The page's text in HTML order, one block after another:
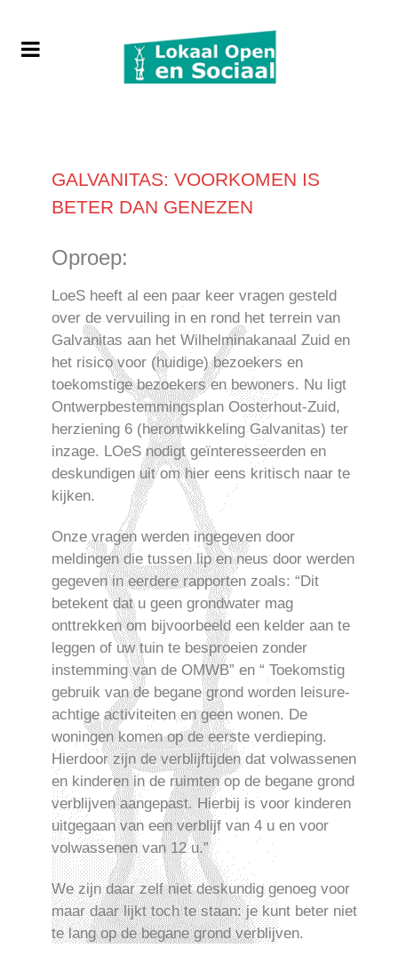
GALVANITAS: VOORKOMEN IS
BETER DAN GENEZEN
Oproep:
LoeS heeft al een paar keer vragen gesteld
over de vervuiling in en rond het terrein van
Galvanitas aan het Wilhelminakanaal Zuid en
het risico voor (huidige) bezoekers en
toekomstige bezoekers en bewoners. Nu ligt
Ontwerpbestemmingsplan Oosterhout-Zuid,
herziening 6 (herontwikkeling Galvanitas) ter
inzage. LOeS nodigt geïnteresseerden en
deskundigen uit om hier eens kritisch naar te
kijken.
Onze vragen werden ingegeven door
meldingen die tussen lip en neus door werden
gegeven in eerdere rapporten zoals: “Dit
betekent dat u geen grondwater mag
onttrekken om bijvoorbeeld een kelder aan te
leggen of uw tuin te besproeien zonder
instemming van de OMWB” en “ Toekomstig
gebruik van de begane grond worden leisure-
achtige activiteiten en geen wonen. De
woningen komen op de eerste verdieping.
Hierdoor zijn de verblijftijden dat volwassenen
en kinderen in de ruimten op de begane grond
verblijven aangepast. Hierbij is voor kinderen
uitgegaan van een verblijf van 4 u en voor
volwassenen van 12 u.”
We zijn daar zelf niet deskundig genoeg voor
maar daar lijkt toch te staan: je kunt beter niet
te lang op de begane grond verblijven.